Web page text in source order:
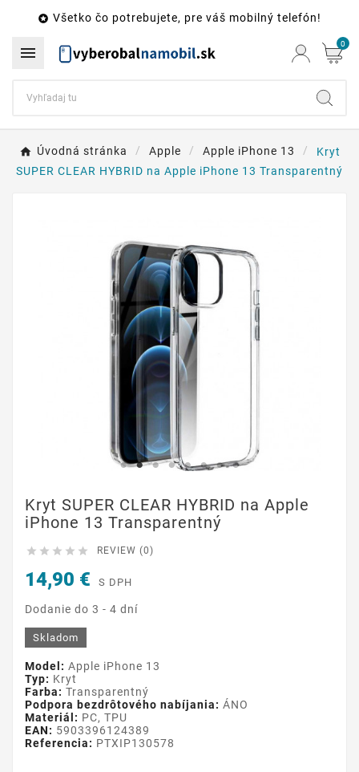
 Všetko čo potrebujete, pre váš mobilný telefón!
 0
Úvodná stránka Apple Apple iPhone 13
Kryt
SUPER CLEAR HYBRID na Apple iPhone 13 Transparentný
Kryt SUPER CLEAR HYBRID na Apple
iPhone 13 Transparentný
     REVIEW (0)
14,90 € S DPH
Dodanie do 3 - 4 dní
Skladom
Model: Apple iPhone 13
Typ: Kryt
Farba: Transparentný
Podpora bezdrôtového nabíjania: ÁNO
Materiál: PC, TPU
EAN: 5903396124389
Referencia: PTXIP130578